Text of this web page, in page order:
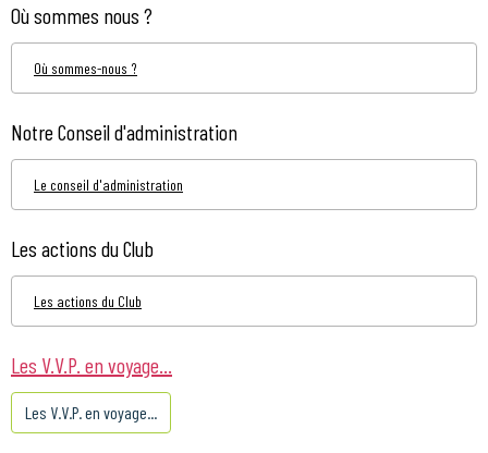
Où sommes nous ?
Où sommes-nous ?
Notre Conseil d'administration
Le conseil d'administration
Les actions du Club
Les actions du Club
Les V.V.P. en voyage...
Les V.V.P. en voyage...